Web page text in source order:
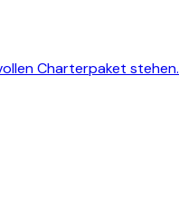
Charterpaket stehen.